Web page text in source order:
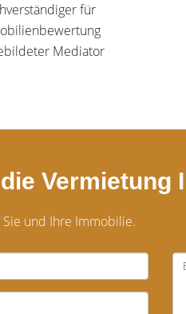
für
Mediator
und Ihre Immobilie.